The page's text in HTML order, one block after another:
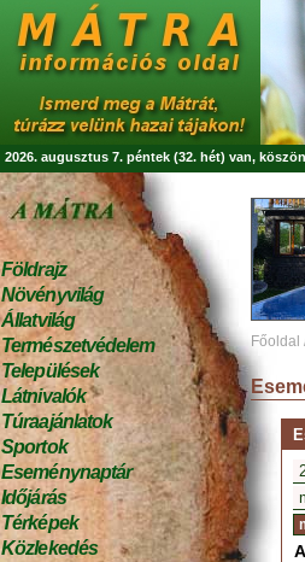
2026. augusztus 7. péntek (32. hét) van,
Földrajz
Növényvilág
Állatvilág
Természetvédelem
Települések
Látnivalók
Túraajánlatok
Sportok
Eseménynaptár
Időjárás
Térképek
Közlekedés
Főoldal